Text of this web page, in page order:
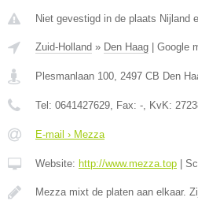
Niet gevestigd in de plaats Nijland
Zuid-Holland » Den Haag Google
Plesmanlaan 100 2497 CB Den
Tel: 0641427629 , Fax: - , KvK:
E-mail › Mezza
Website: http://www.mezza.top
Mezza mixt de platen aan elkaar.